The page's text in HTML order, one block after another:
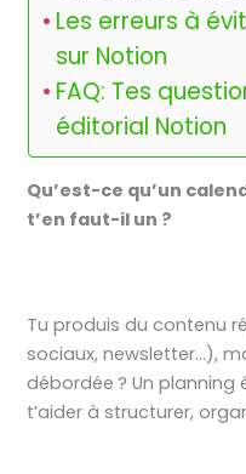
Les erreurs à
sur Notion
FAQ: Tes
éditorial Notion
Qu’est-ce qu’un
t’en faut-il un ?
Tu produis du contenu
sociaux, newsletter…),
débordée ? Un planning
t’aider à structurer,